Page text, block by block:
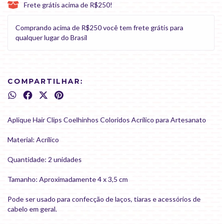
Frete grátis acima de R$250!
Comprando acima de R$250 você tem frete grátis para
qualquer lugar do Brasil
COMPARTILHAR:
Aplique Hair Clips Coelhinhos Coloridos Acrílico para Artesanato
Material: Acrílico
Quantidade: 2 unidades
Tamanho: Aproximadamente 4 x 3,5 cm
Pode ser usado para confecção de laços, tiaras e acessórios de
cabelo em geral.